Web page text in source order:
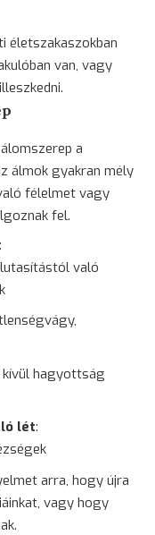
életszakaszokban
van, vagy
a
álmok gyakran mély
félelmet vagy
fel.
való
kívül hagyottság
lét:
arra, hogy újra
vagy hogy